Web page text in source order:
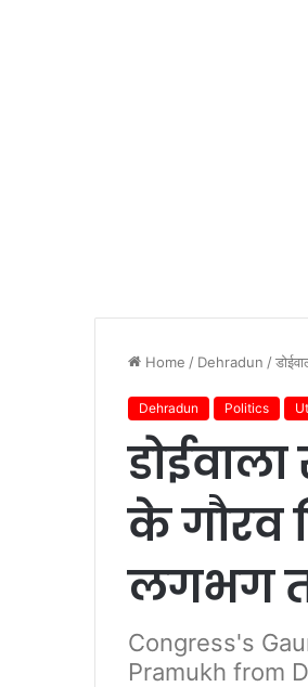
Home / Dehradun /
Dehradun Politics
के गौरव
लगभग
Congress's
Pramukh from